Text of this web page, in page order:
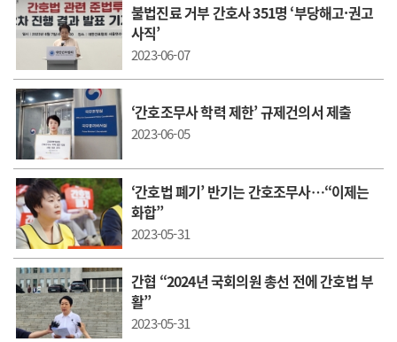
불법진료 거부 간호사 351명 ‘부당해고·권고
사직’
2023-06-07
‘간호조무사 학력 제한’ 규제건의서 제출
2023-06-05
‘간호법 폐기’ 반기는 간호조무사…“이제는
화합”
2023-05-31
간협 “2024년 국회의원 총선 전에 간호법 부
활”
2023-05-31